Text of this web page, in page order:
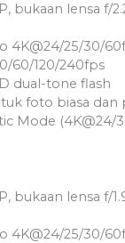
bukaan lensa f/
4K@24/25/30/
60/120/240fps
dual-tone flash
foto biasa dan
Mode (4K@24/
bukaan lensa f/
4K@24/25/30/